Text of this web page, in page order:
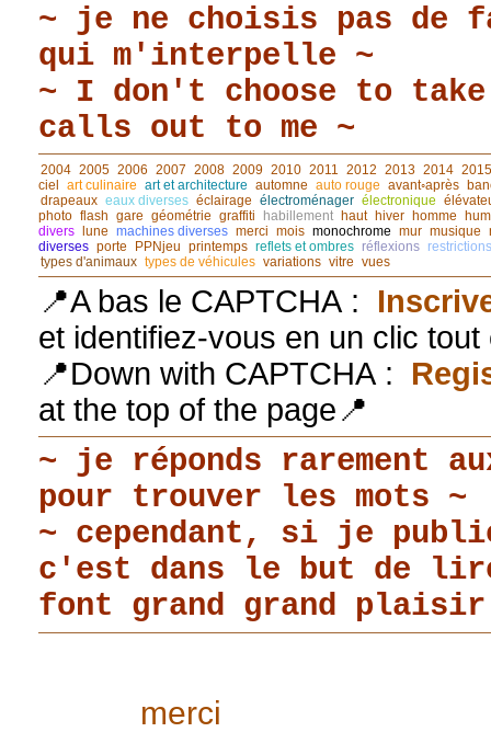
~ je ne choisis pas de
qui m'interpelle ~
~ I don't choose to
calls out to me ~
2004 2005 2006 2007 2008 2009 2010 2011 2012 2013 2014 2015
ciel art culinaire art et architecture automne auto rouge avant◦après
drapeaux eaux diverses éclairage électroménager électronique
photo flash gare géométrie graffiti habillement haut hiver homme
divers lune machines diverses merci mois monochrome mur musique
diverses porte PPNjeu printemps reflets et ombres réflexions restrictions
types d'animaux types de véhicules variations vitre vues
📍A bas le CAPTCHA :
et identifiez-vous en un clic
📍Down with CAPTCHA :
at the top of the page📍
~ je réponds rarement
pour trouver les mots ~
~ cependant, si je
c'est dans le but de
font grand grand
merci